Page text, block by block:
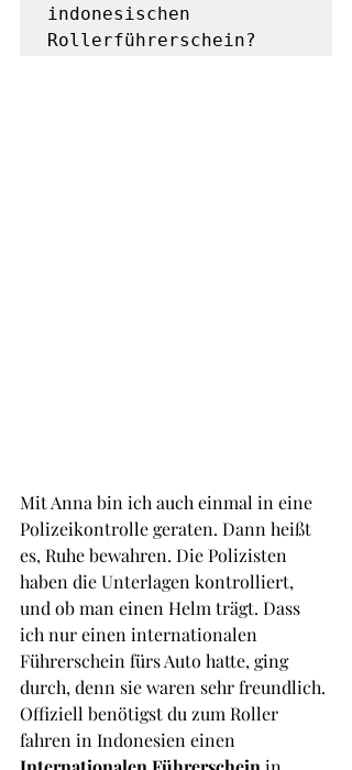
indonesischen
Rollerführerschein?
Mit Anna bin ich auch einmal in eine
Polizeikontrolle geraten. Dann heißt
es, Ruhe bewahren. Die Polizisten
haben die Unterlagen kontrolliert,
und ob man einen Helm trägt. Dass
ich nur einen internationalen
Führerschein fürs Auto hatte, ging
durch, denn sie waren sehr freundlich.
Offiziell benötigst du zum Roller
fahren in Indonesien einen